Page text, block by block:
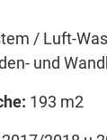
/ Luft-
und
193 m2